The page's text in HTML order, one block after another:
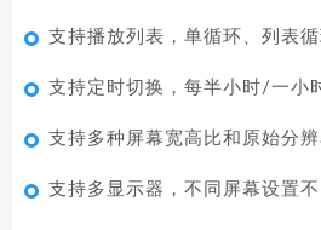
支持播放列表，单循环、列表循
支持定时切换，每半小时/一小
支持多种屏幕宽高比和原始分辨
支持多显示器，不同屏幕设置不